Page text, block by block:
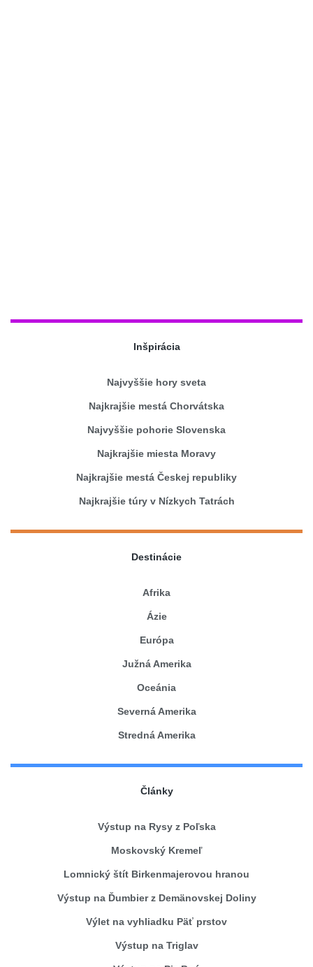
Inšpirácia
Najvyššie hory sveta
Najkrajšie mestá Chorvátska
Najvyššie pohorie Slovenska
Najkrajšie miesta Moravy
Najkrajšie mestá Českej republiky
Najkrajšie túry v Nízkych Tatrách
Destinácie
Afrika
Ázie
Európa
Južná Amerika
Oceánia
Severná Amerika
Stredná Amerika
Články
Výstup na Rysy z Poľska
Moskovský Kremeľ
Lomnický štít Birkenmajerovou hranou
Výstup na Ďumbier z Demänovskej Doliny
Výlet na vyhliadku Päť prstov
Výstup na Triglav